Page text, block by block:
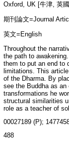
Oxford, UK [牛津, 英
期刊論文=Journal
英文=English
Throughout the
the path to
them to put an end to
limitations. This
of the Dharma. By
see the Buddha as
transformations he
structural similarities
role as a teacher of
00027189 (P);
488